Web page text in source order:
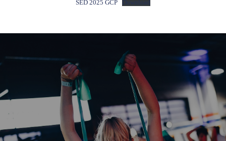
SED 2025 GCP Download